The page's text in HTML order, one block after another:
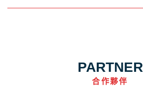
PARTNER
合作夥伴